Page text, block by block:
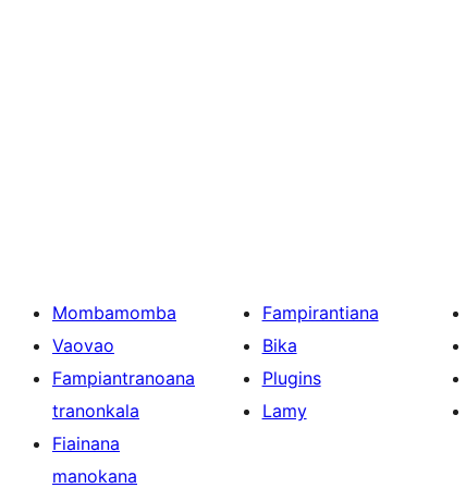
Mombamomba
Vaovao
Fampiantranoana
tranonkala
Fiainana
manokana
Fampirantiana
Bika
Plugins
Lamy